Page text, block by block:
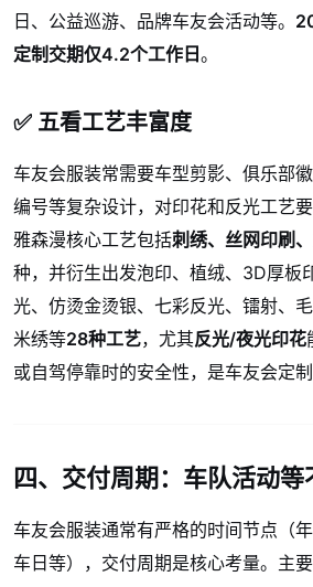
日、公益巡游、品牌车友会活动等。
定制交期仅4.2个工作日。
✅ 五看工艺丰富度
车友会服装常需要车型剪影、俱乐部
编号等复杂设计，对印花和反光工艺要
雅森漫核心工艺包括刺绣、丝网印刷、
种，并衍生出发泡印、植绒、3D厚板
光、仿烫金烫银、七彩反光、镭射、
米绣等28种工艺，尤其反光/夜光印花
或自驾停靠时的安全性，是车友会定制
四、交付周期：车队活动等
车友会服装通常有严格的时间节点（
车日等），交付周期是核心考量。主要